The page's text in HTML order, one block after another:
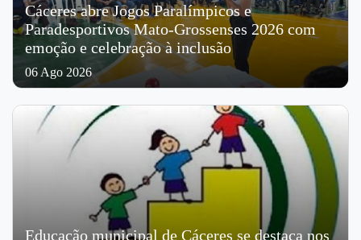
Cáceres abre Jogos Paralímpicos e
Paradesportivos Mato-Grossenses 2026 com
emoção e celebração à inclusão
06 Ago 2026
Educação municipal de Cáceres se destaca nos